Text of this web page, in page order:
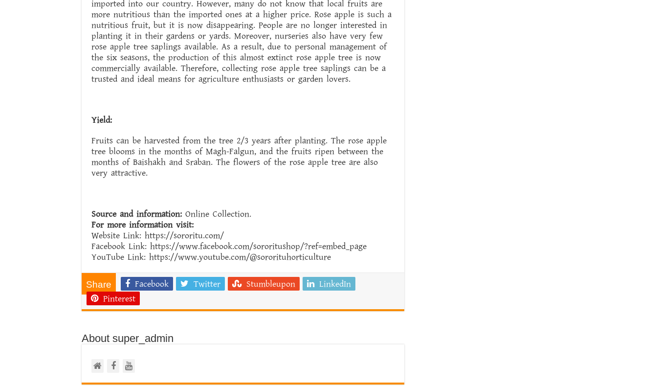
imported into our country. However, many do not know that local fruits are
more nutritious than the imported ones at a higher price. Rose apple is such a
nutritious fruit, but it is now disappearing. People are no longer interested in
planting it in their gardens or yards. Moreover, nurseries also have very few
rose apple tree saplings available. As a result, due to personal management of
the six seasons, the production of this almost extinct rose apple tree is now
commercially available. Therefore, collecting rose apple tree saplings can be a
trusted and ideal means for agriculture enthusiasts or garden lovers.
Yield:
Fruits can be harvested from the tree 2/3 years after planting. The rose apple
tree blooms in the months of Magh-Falgun, and the fruits ripen between the
months of Baishakh and Sraban. The flowers of the rose apple tree are also
very attractive.
Source and information: Online Collection.
For more information visit:
Website Link: https://sororitu.com/
Facebook Link: https://www.facebook.com/sororitushop/?ref=embed_page
YouTube Link: https://www.youtube.com/@sororituhorticulture
Share Facebook Twitter Stumbleupon
LinkedIn
Pinterest
About super_admin